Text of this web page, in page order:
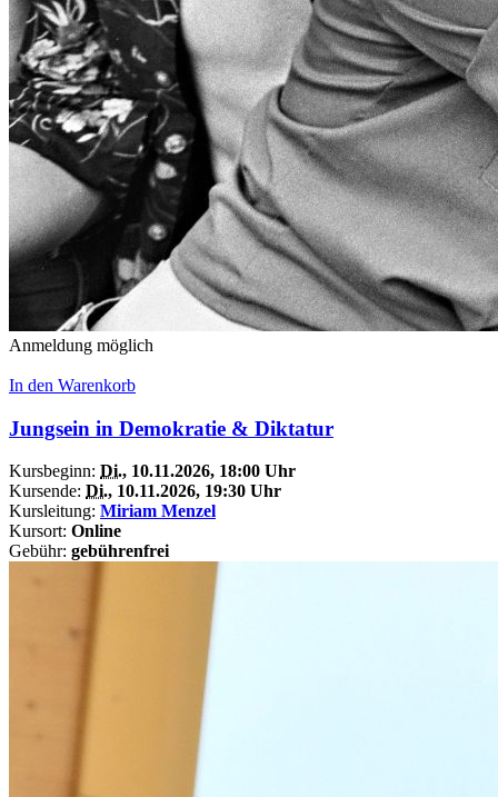
Anmeldung möglich
In den Warenkorb
Jungsein in Demokratie & Diktatur
Kursbeginn: Di., 10.11.2026, 18:00 Uhr
Kursende: Di., 10.11.2026, 19:30 Uhr
Kursleitung: Miriam Menzel
Kursort: Online
Gebühr: gebührenfrei